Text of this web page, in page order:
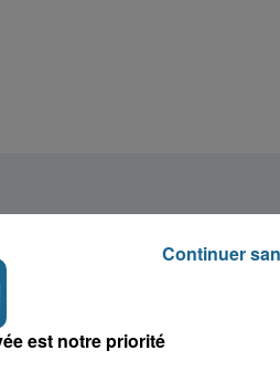
est notre priorité
Continuer